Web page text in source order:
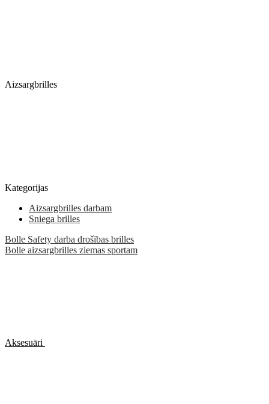
Aizsargbrilles
Kategorijas
Aizsargbrilles darbam
Sniega brilles
Bolle Safety darba drošības brilles
Bolle aizsargbrilles ziemas sportam
Aksesuāri